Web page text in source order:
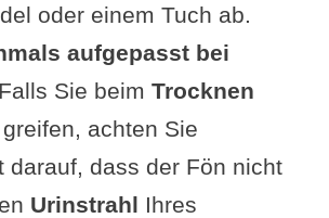
oder einem Tuch ab.
aufgepasst bei
Falls Sie beim Trocknen
greifen, achten Sie
darauf, dass der Fön nicht
Urinstrahl Ihres